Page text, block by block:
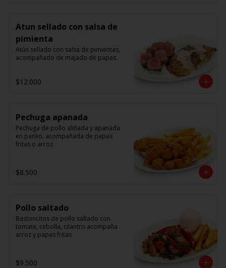
Atun sellado con salsa de
pimienta
Atún sellado con salsa de pimientas,
acompañado de majado de papas.
$12.000
Pechuga apanada
Pechuga de pollo aliñada y apanada
en panko, acompañada de papas
fritas o arroz
$8.500
Pollo saltado
Bastoncitos de pollo saltado con
tomate, cebolla, cilantro acompaña
arroz y papas fritas
$9.500